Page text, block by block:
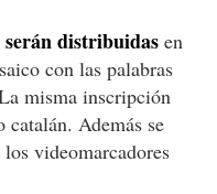
distribuidas en
con las palabras
misma inscripción
catalán. Además se
videomarcadores